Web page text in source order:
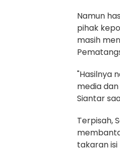
Namun
pihak
masih
"Hasilnya
media
Siantar
Terpisah,
takaran isi